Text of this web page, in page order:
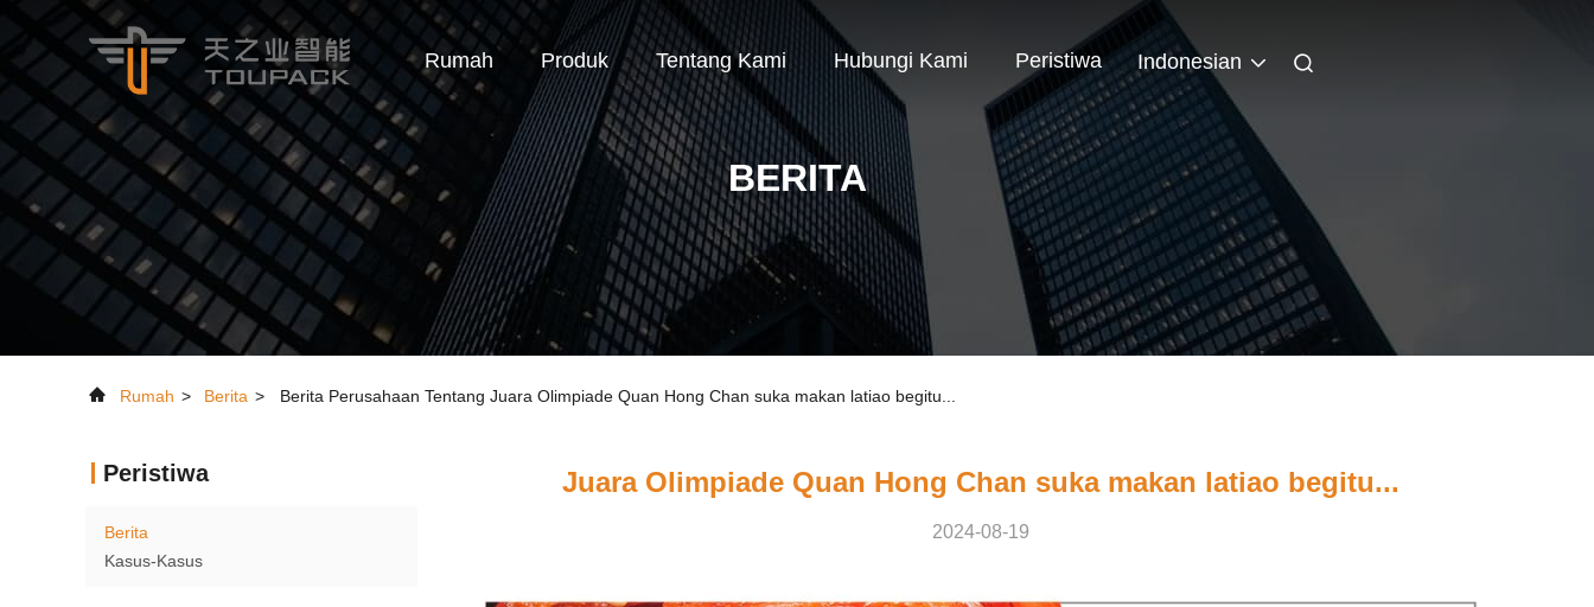
Rumah Produk Tentang Kami Hubungi Kami Peristiwa Indonesian
BERITA
Rumah > Berita > Berita Perusahaan Tentang Juara Olimpiade Quan Hong Chan suka makan latiao begitu...
Peristiwa
Berita
Kasus-Kasus
Juara Olimpiade Quan Hong Chan suka makan latiao begitu...
2024-08-19